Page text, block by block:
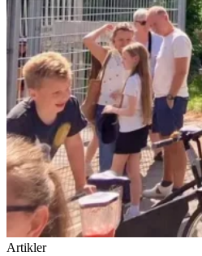
Artikler